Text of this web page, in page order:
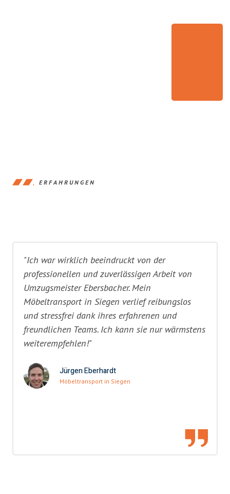
ERFAHRUNGEN
"Ich war wirklich beeindruckt von der
professionellen und zuverlässigen Arbeit von
Umzugsmeister Ebersbacher. Mein
Möbeltransport in Siegen verlief reibungslos
und stressfrei dank ihres erfahrenen und
freundlichen Teams. Ich kann sie nur wärmstens
weiterempfehlen!"
Jürgen Eberhardt
Möbeltransport in Siegen